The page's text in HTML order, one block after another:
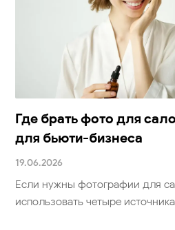
Где брать фото для
для бьюти-бизнеса
19.06.2026
Если нужны фотографии для
использовать четыре